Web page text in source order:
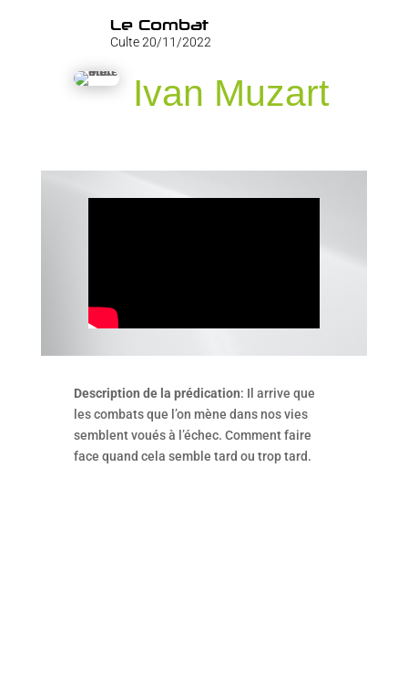
Le Combat
Culte 20/11/2022
Ivan Muzart
Description de la prédication: Il arrive que
les combats que l’on mène dans nos vies
semblent voués à l’échec. Comment faire
face quand cela semble tard ou trop tard.